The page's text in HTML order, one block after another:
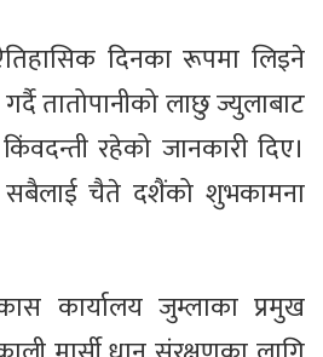
दिनका रूपमा लिइने
तातोपानीको लाछु ज्युलाबाट
रहेको जानकारी दिए।
चैते दशैंको शुभकामना
कार्यालय जुम्लाका प्रमुख